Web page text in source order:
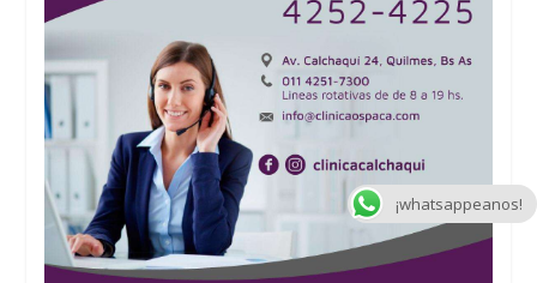
¡whatsappeanos!